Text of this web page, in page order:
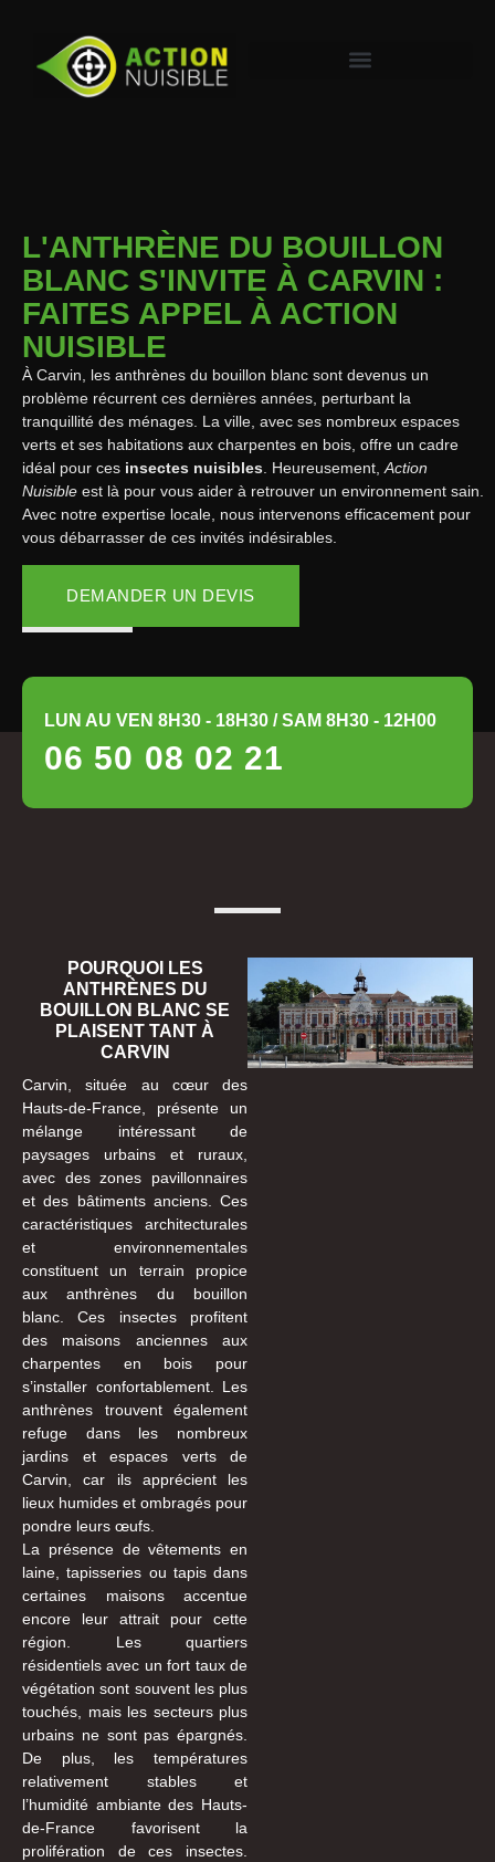
L'ANTHRÈNE DU BOUILLON
BLANC S'INVITE À CARVIN :
FAITES APPEL À ACTION
NUISIBLE
À Carvin, les anthrènes du bouillon blanc sont devenus un
problème récurrent ces dernières années, perturbant la
tranquillité des ménages. La ville, avec ses nombreux espaces
verts et ses habitations aux charpentes en bois, offre un cadre
idéal pour ces insectes nuisibles . Heureusement, Action
Nuisible est là pour vous aider à retrouver un environnement sain.
Avec notre expertise locale, nous intervenons efficacement pour
vous débarrasser de ces invités indésirables.
DEMANDER UN DEVIS
LUN AU VEN 8H30 - 18H30 / SAM 8H30 - 12H00
06 50 08 02 21
POURQUOI LES
ANTHRÈNES DU
BOUILLON BLANC SE
PLAISENT TANT À
CARVIN
Carvin, située au cœur des
Hauts-de-France, présente un
mélange intéressant de
paysages urbains et ruraux,
avec des zones pavillonnaires
et des bâtiments anciens. Ces
caractéristiques architecturales
et environnementales
constituent un terrain propice
aux anthrènes du bouillon
blanc. Ces insectes profitent
des maisons anciennes aux
charpentes en bois pour
s’installer confortablement. Les
anthrènes trouvent également
refuge dans les nombreux
jardins et espaces verts de
Carvin, car ils apprécient les
lieux humides et ombragés pour
pondre leurs œufs.
La présence de vêtements en
laine, tapisseries ou tapis dans
certaines maisons accentue
encore leur attrait pour cette
région. Les quartiers
résidentiels avec un fort taux de
végétation sont souvent les plus
touchés, mais les secteurs plus
urbains ne sont pas épargnés.
De plus, les températures
relativement stables et
l’humidité ambiante des Hauts-
de-France favorisent la
prolifération de ces insectes.